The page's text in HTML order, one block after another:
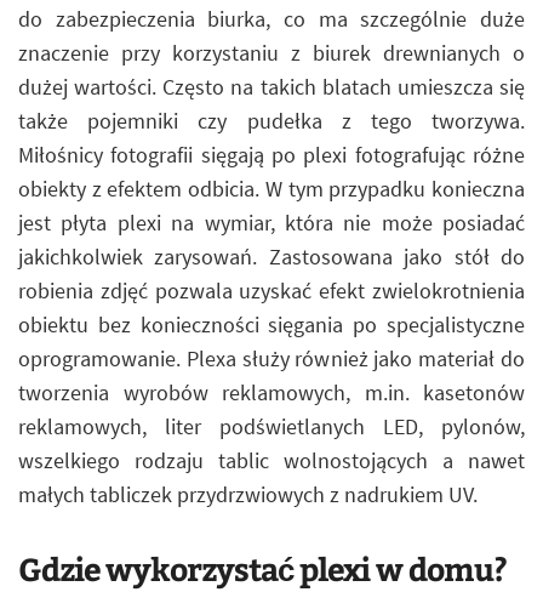
do zabezpieczenia biurka, co ma szczególnie duże
znaczenie przy korzystaniu z biurek drewnianych o
dużej wartości. Często na takich blatach umieszcza się
także pojemniki czy pudełka z tego tworzywa.
Miłośnicy fotografii sięgają po plexi fotografując różne
obiekty z efektem odbicia. W tym przypadku konieczna
jest płyta plexi na wymiar, która nie może posiadać
jakichkolwiek zarysowań. Zastosowana jako stół do
robienia zdjęć pozwala uzyskać efekt zwielokrotnienia
obiektu bez konieczności sięgania po specjalistyczne
oprogramowanie. Plexa służy również jako materiał do
tworzenia wyrobów reklamowych, m.in. kasetonów
reklamowych, liter podświetlanych LED, pylonów,
wszelkiego rodzaju tablic wolnostojących a nawet
małych tabliczek przydrzwiowych z nadrukiem UV.
Gdzie wykorzystać plexi w domu?